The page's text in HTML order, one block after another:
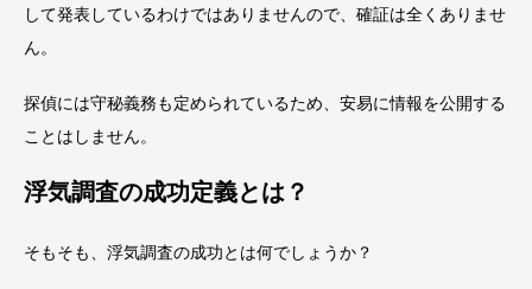
して発表しているわけではありませんので、確証は全くありませ
ん。
探偵には守秘義務も定められているため、安易に情報を公開する
ことはしません。
浮気調査の成功定義とは？
そもそも、浮気調査の成功とは何でしょうか？